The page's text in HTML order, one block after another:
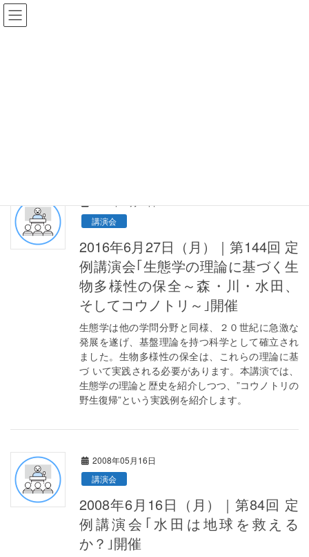
講演会
2016年6月27日（月）｜第144回 定
例講演会｢生態学の理論に基づく生
物多様性の保全～森・川・水田、
そしてコウノトリ～｣開催
生態学は他の学問分野と同様、２０世紀に急激な
発展を遂げ、基盤理論を持つ科学として確立され
ました。生物多様性の保全は、これらの理論に基
づ いて実践される必要があります。本講演では、
生態学の理論と歴史を紹介しつつ、”コウノトリの
野生復帰”という実践例を紹介します。
2008年05月16日
講演会
2008年6月16日（月）｜第84回 定
例講演会｢水田は地球を救える
か？｣開催